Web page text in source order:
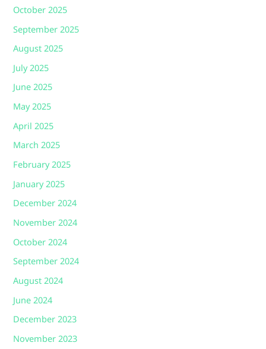
October 2025
September 2025
August 2025
July 2025
June 2025
May 2025
April 2025
March 2025
February 2025
January 2025
December 2024
November 2024
October 2024
September 2024
August 2024
June 2024
December 2023
November 2023